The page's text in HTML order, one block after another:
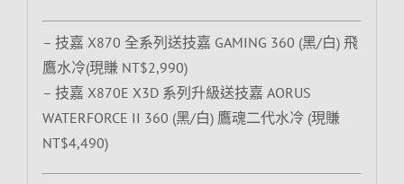
– 技嘉 X870 全系列送技嘉 GAMING 360 (黑/白) 飛
鷹水冷(現賺 NT$2,990)
– 技嘉 X870E X3D 系列升級送技嘉 AORUS
WATERFORCE II 360 (黑/白) 鷹魂二代水冷 (現賺
NT$4,490)